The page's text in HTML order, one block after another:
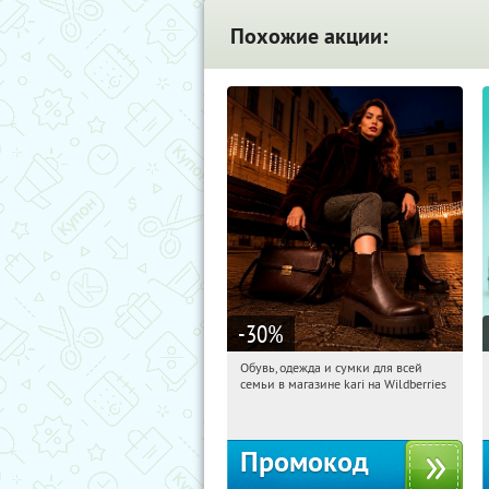
Похожие акции:
-30%
06:44:58 Получили:
Обувь, одежда и сумки для всей
семьи в магазине kari на Wildberries
Промокод